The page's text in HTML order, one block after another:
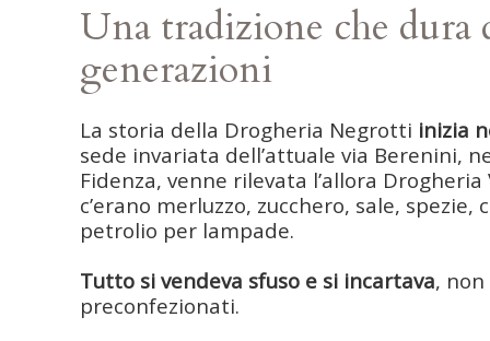
Una tradizione che dura
generazioni
La storia della Drogheria Negrotti inizia
sede invariata dell’attuale via Berenini,
Fidenza, venne rilevata l’allora
c’erano merluzzo, zucchero, sale, spezie,
petrolio per lampade.
Tutto si vendeva sfuso e si incartava,
preconfezionati.